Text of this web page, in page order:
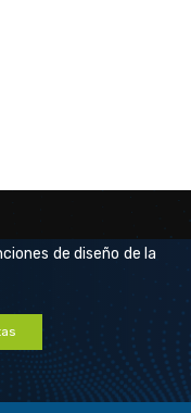
de diseño de la